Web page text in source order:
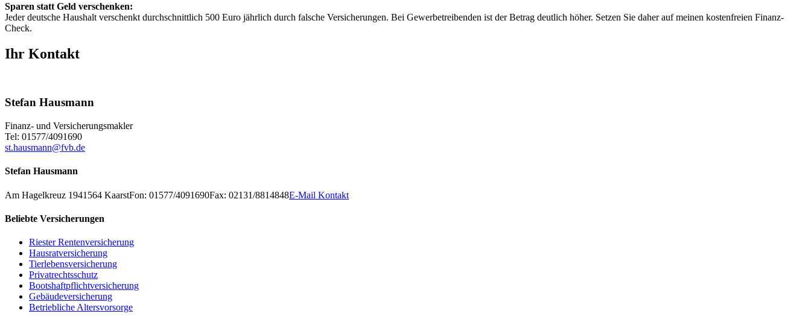
Sparen statt Geld verschenken:
Jeder deutsche Haushalt verschenkt durchschnittlich 500 Euro jährlich durch falsche Versicherungen. Bei Gewerbetreibenden ist der Betrag deutlich höher. Setzen Sie daher auf meinen kostenfreien Finanz-
Check.
Ihr Kontakt
Stefan Hausmann
Finanz- und Versicherungsmakler
Tel: 01577/4091690
st.hausmann@fvb.de
Stefan Hausmann
Am Hagelkreuz 1941564 KaarstFon: 01577/4091690Fax: 02131/8814848E-Mail Kontakt
Beliebte Versicherungen
Riester Rentenversicherung
Hausratversicherung
Tierlebensversicherung
Privatrechtsschutz
Bootshaftpflichtversicherung
Gebäudeversicherung
Betriebliche Altersvorsorge